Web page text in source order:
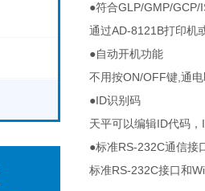
●符合GLP/GMP/GCP/
通过AD-8121B打印机
●自动开机功能
不用按ON/OFF键 通电
●ID识别码
天平可以编辑ID代码，
●标准RS-232C通信接
标准RS-232C接口和